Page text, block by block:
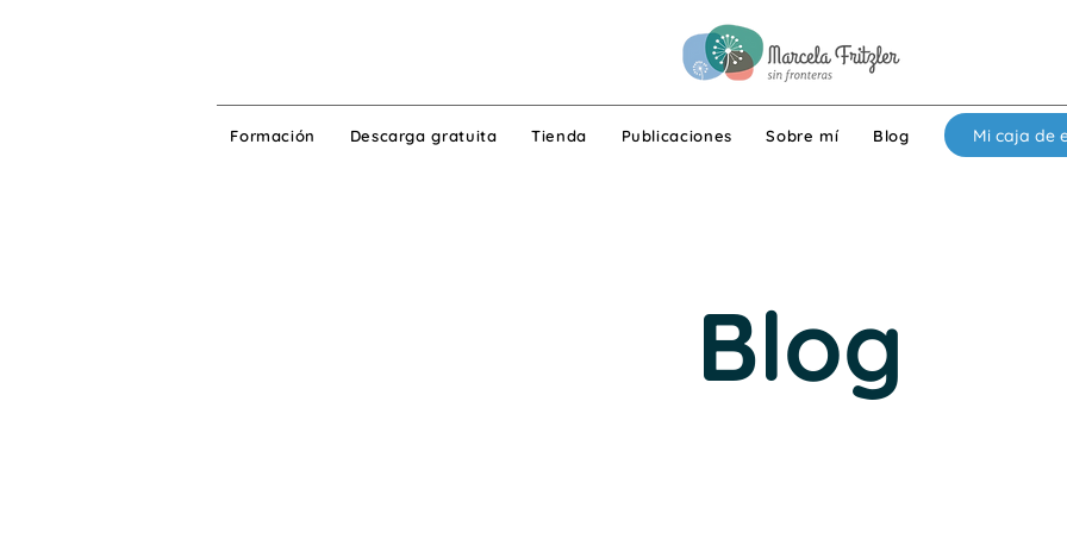
Formación Descarga gratuita Tienda Publicaciones Sobre mí Blog Mi caja de
Blog